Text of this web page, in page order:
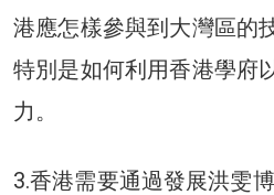
港應怎樣參與到大灣區的
特別是如何利用香港學府
力。
3.香港需要通過發展洪雯